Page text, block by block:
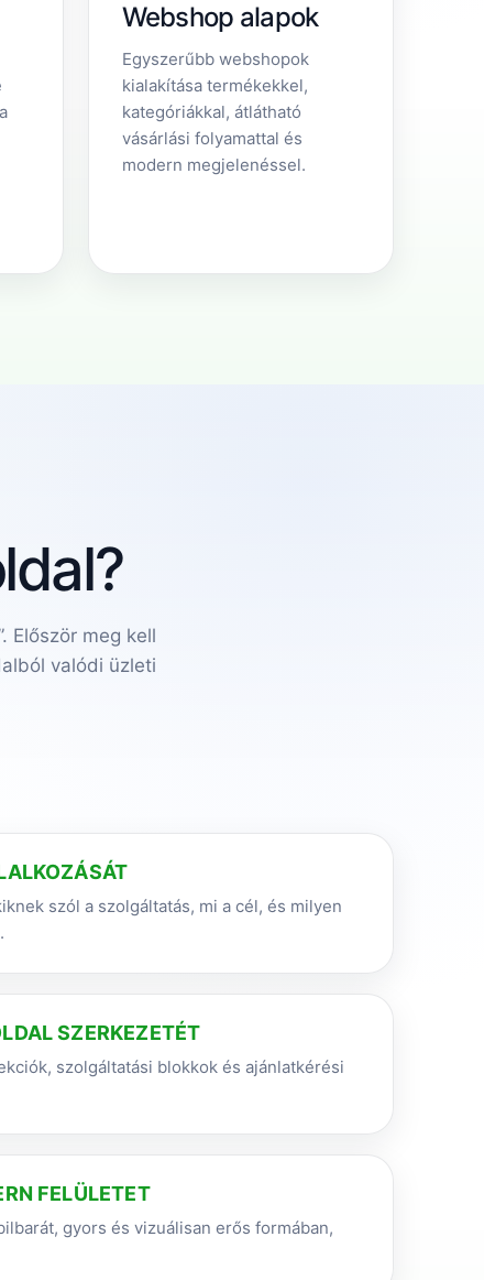
Webshop alapok
Egyszerűbb webshopok
kialakítása termékekkel,
kategóriákkal, átlátható
vásárlási folyamattal és
modern megjelenéssel.
Először meg kell
valódi üzleti
szól a szolgáltatás, mi a cél, és milyen
SZERKEZETÉT
szolgáltatási blokkok és ajánlatkérési
FELÜLETET
gyors és vizuálisan erős formában,